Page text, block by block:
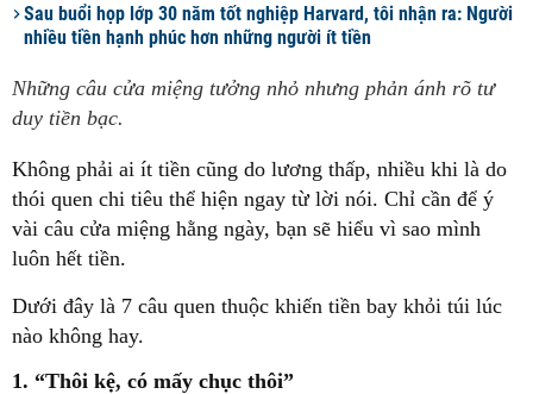
Sau buổi họp lớp 30 năm tốt nghiệp Harvard, tôi nhận ra: Người
nhiều tiền hạnh phúc hơn những người ít tiền
Những câu cửa miệng tưởng nhỏ nhưng phản ánh rõ tư
duy tiền bạc.
Không phải ai ít tiền cũng do lương thấp, nhiều khi là do
thói quen chi tiêu thể hiện ngay từ lời nói. Chỉ cần để ý
vài câu cửa miệng hằng ngày, bạn sẽ hiểu vì sao mình
luôn hết tiền.
Dưới đây là 7 câu quen thuộc khiến tiền bay khỏi túi lúc
nào không hay.
1. “Thôi kệ, có mấy chục thôi”